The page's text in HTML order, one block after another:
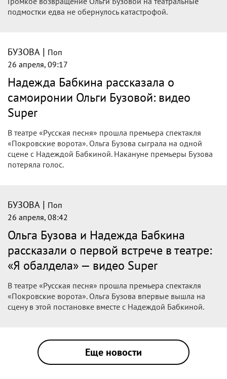
показала результат. Снимками она поделилась в Instagram,
передает Day.Az со ссылкой на Gazeta.ru. Ольга Бузова
БУЗОВА|Поп
26 апреля, 10:23
Внук Надежды Бабкиной поддержал
театральный дебют Ольги Бузовой:
видео Super
В театре «Русская песня» прошла премьера спектакля
«Покровские ворота». В ней сыграли Надежда Бабкина и
БУЗОВА |Поп
26 апреля, 10:04
Укол в горло и претензии: как прошел
дебют Ольги Бузовой в театре
Бабкиной
Громкое возвращение Ольги Бузовой на театральные
БУЗОВА|Поп